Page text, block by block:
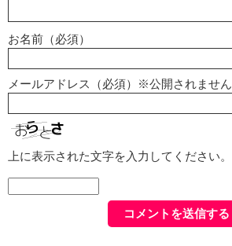
お名前（必須）
メールアドレス（必須）※公開されません
上に表示された文字を入力してください。